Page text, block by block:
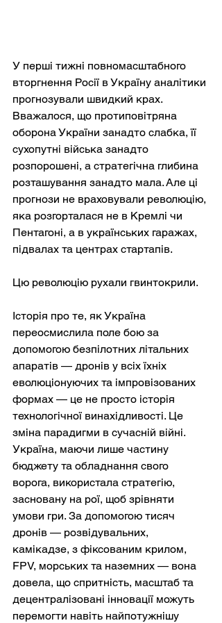
У перші тижні повномасштабного
вторгнення Росії в Україну аналітики
прогнозували швидкий крах.
Вважалося, що протиповітряна
оборона України занадто слабка, її
сухопутні війська занадто
розпорошені, а стратегічна глибина
розташування занадто мала. Але ці
прогнози не враховували революцію,
яка розгорталася не в Кремлі чи
Пентагоні, а в українських гаражах,
підвалах та центрах стартапів.
Цю революцію рухали гвинтокрили.
Історія про те, як Україна
переосмислила поле бою за
допомогою безпілотних літальних
апаратів — дронів у всіх їхніх
еволюціонуючих та імпровізованих
формах — це не просто історія
технологічної винахідливості. Це
зміна парадигми в сучасній війні.
Україна, маючи лише частину
бюджету та обладнання свого
ворога, використала стратегію,
засновану на рої, щоб зрівняти
умови гри. За допомогою тисяч
дронів — розвідувальних,
камікадзе, з фіксованим крилом,
FPV, морських та наземних — вона
довела, що спритність, масштаб та
децентралізовані інновації можуть
перемогти навіть найпотужнішу